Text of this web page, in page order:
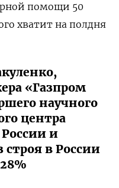
помощи 50
хватит на полдня
«Газпром
научного
центра
и
в России